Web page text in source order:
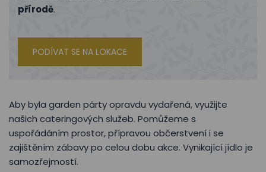
přírodě.
PODÍVAT SE NA LOKACE
Aby byla garden párty opravdu vydařená, využijte
našich cateringových služeb. Pomůžeme s
uspořádáním prostor, přípravou občerstvení i se
zajištěním zábavy po celou dobu akce. Vynikající jídlo je
samozřejmostí.